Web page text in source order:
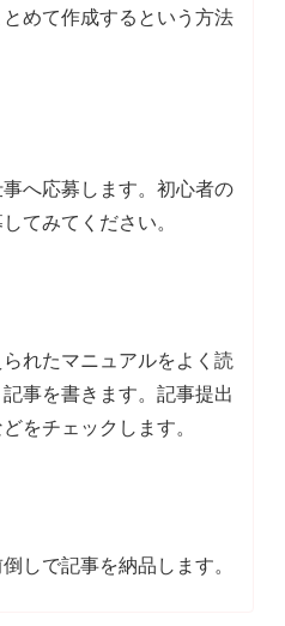
めて作成するという方法
へ応募します。初心者の
てみてください。
れたマニュアルをよく読
事を書きます。記事提出
をチェックします。
しで記事を納品します。